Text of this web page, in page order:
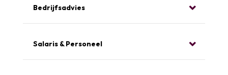
Bedrijfsadvies
Salaris & Personeel